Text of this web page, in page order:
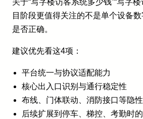
目阶段更值得关注的不是单个设备
是否正确。
建议优先看这4项：
平台统一与协议适配能力
核心出入口识别与通行稳定性
布线、门体联动、消防接口等隐
后续扩展到停车、梯控、考勤时